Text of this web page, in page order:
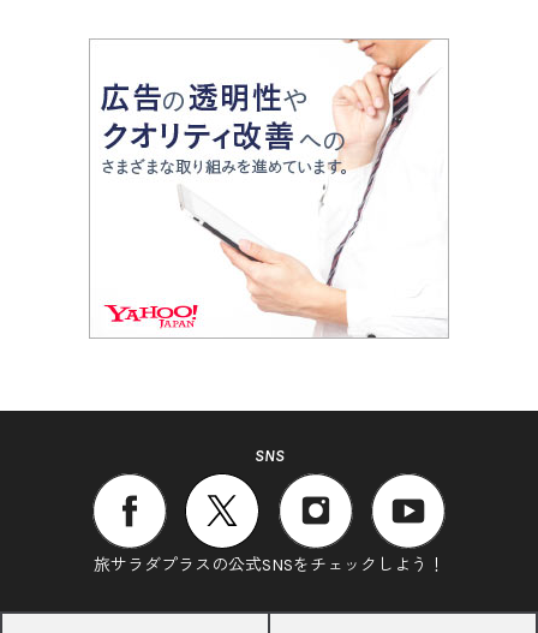
SNS
旅サラダプラスの公式SNSをチェックしよう！